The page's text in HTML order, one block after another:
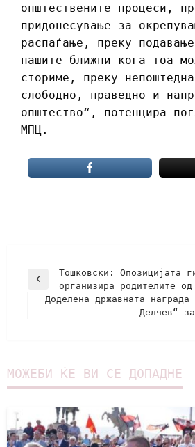
општествените процеси,
придонесување за
распаѓање, преку
нашите ближни кога тоа
сториме, преку
слободно, праведно и
општество“, потенцира
МПЦ.
Тошковски: Oпозицијата
организира родителите
Доделена државната награда
Делчев“
МОЖЕБИ ЌЕ ВИ СЕ ДОПАДНЕ